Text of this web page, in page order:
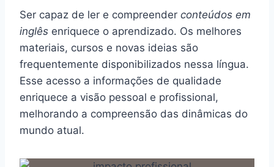
Ser capaz de ler e compreender conteúdos em
inglês enriquece o aprendizado. Os melhores
materiais, cursos e novas ideias são
frequentemente disponibilizados nessa língua.
Esse acesso a informações de qualidade
enriquece a visão pessoal e profissional,
melhorando a compreensão das dinâmicas do
mundo atual.